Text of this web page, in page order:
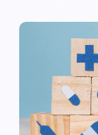
a
a